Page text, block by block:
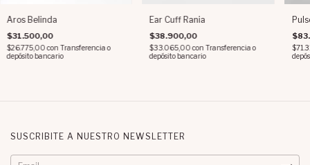
Aros Belinda
$31.500,00
$26.775,00con Transferencia o
depósito bancario
Ear Cuff Rania
$38.900,00
$33.065,00con Transferencia o
depósito bancario
SUSCRIBITE A NUESTRO NEWSLETTER